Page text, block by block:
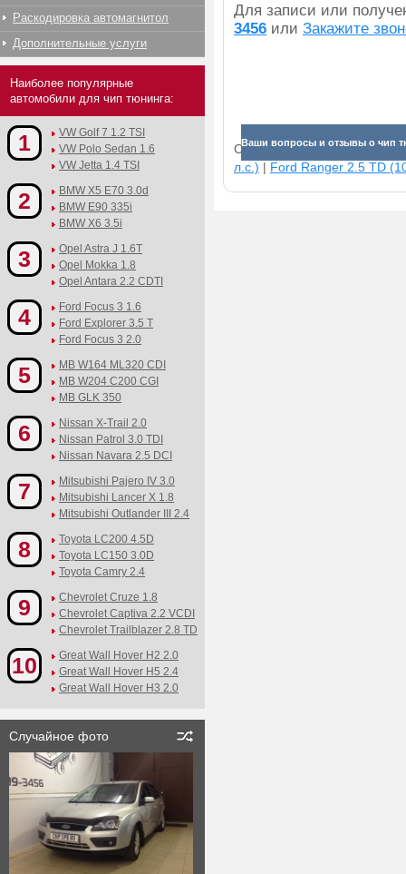
Для записи или
3456 или Закажите
Ваши вопросы и отзывы о чип
Смотрите прибавки для
л.с.) | Ford Ranger 2.5 TD
Раскодировка автомагнитол
Дополнительные услуги
Наиболее популярные
автомобили для чип тюнинга:
1
VW Golf 7 1.2 TSI
VW Polo Sedan 1.6
VW Jetta 1.4 TSI
2
BMW X5 E70 3.0d
BMW E90 335i
BMW X6 3.5i
3
Opel Astra J 1.6T
Opel Mokka 1.8
Opel Antara 2.2 CDTI
4
Ford Focus 3 1.6
Ford Explorer 3.5 T
Ford Focus 3 2.0
5
MB W164 ML320 CDI
MB W204 C200 CGI
MB GLK 350
6
Nissan X-Trail 2.0
Nissan Patrol 3.0 TDI
Nissan Navara 2.5 DCI
7
Mitsubishi Pajero IV 3.0
Mitsubishi Lancer X 1.8
Mitsubishi Outlander III 2.4
8
Toyota LC200 4.5D
Toyota LC150 3.0D
Toyota Camry 2.4
9
Chevrolet Cruze 1.8
Chevrolet Captiva 2.2 VCDI
Chevrolet Trailblazer 2.8 TD
10
Great Wall Hover H2 2.0
Great Wall Hover H5 2.4
Great Wall Hover H3 2.0
Случайное фото